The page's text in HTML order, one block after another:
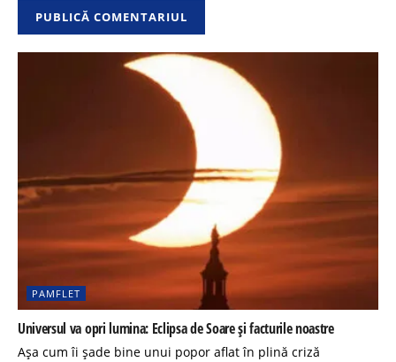
PAMFLET
Universul va opri lumina: Eclipsa de Soare și facturile noastre
Așa cum îi șade bine unui popor aflat în plină criză